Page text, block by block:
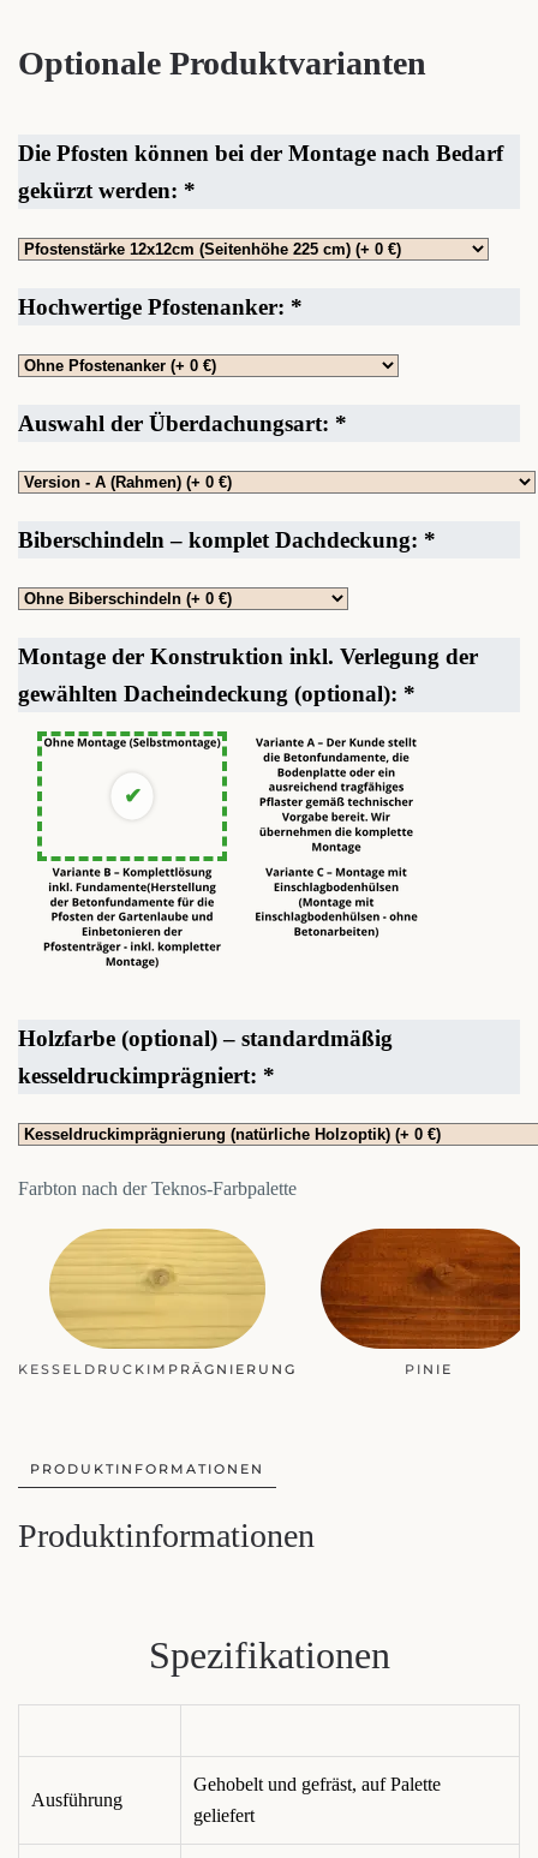
Optionale Produktvarianten
Die Pfosten können bei der Montage nach Bedarf
gekürzt werden: *
Hochwertige Pfostenanker: *
Auswahl der Überdachungsart: *
Biberschindeln – komplet Dachdeckung: *
Montage der Konstruktion inkl. Verlegung der
gewählten Dacheindeckung (optional): *
Holzfarbe (optional) – standardmäßig
kesseldruckimprägniert: *
Farbton nach der Teknos-Farbpalette
PINIE
MAHAGONI
PRODUKTINFORMATIONEN
Produktinformationen
Spezifikationen
Ausführung
Gehobelt und gefräst, auf Palette
geliefert